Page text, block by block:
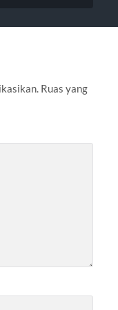
Ruas yang